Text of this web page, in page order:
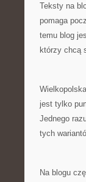
Teksty na
pomaga
temu blog
którzy chcą
jest tylko
Jednego
tych
Na blogu